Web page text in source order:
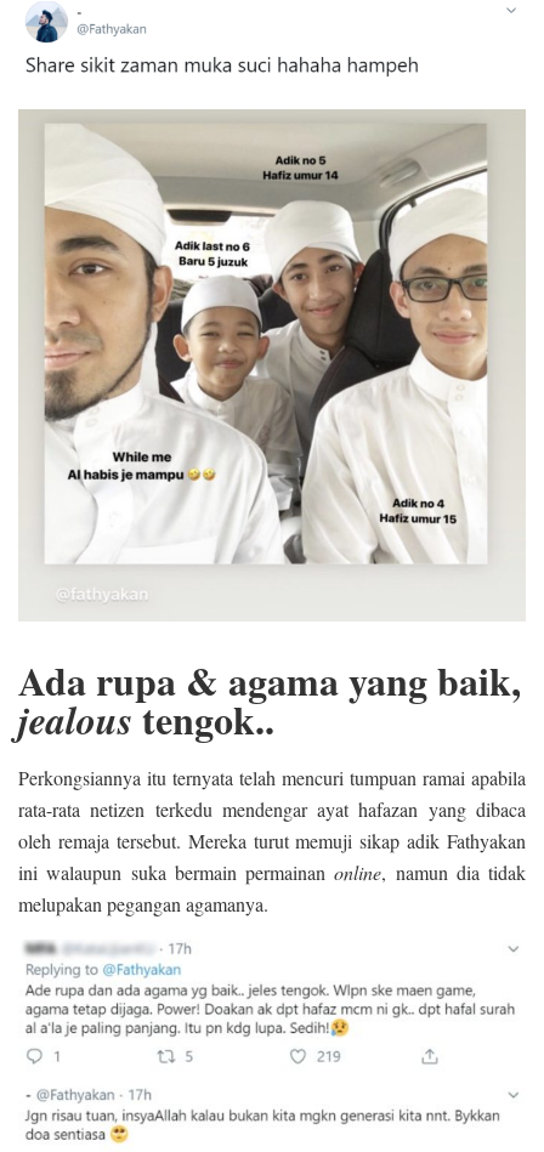
Ada rupa & agama yang baik,
jealoustengok..
Perkongsiannya itu ternyata telah mencuri tumpuan ramai apabila
rata-rata netizen terkedu mendengar ayat hafazan yang dibaca
oleh remaja tersebut. Mereka turut memuji sikap adik Fathyakan
ini walaupun suka bermain permainanonline, namun dia tidak
melupakan pegangan agamanya.